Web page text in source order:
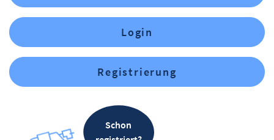
Login
Registrierung
Schon